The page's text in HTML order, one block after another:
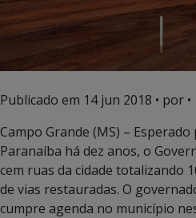
Publicado em 14 jun 2018 • por •
Campo Grande (MS) –
Paranaíba há dez anos, o
cem ruas da cidade totalizando
de vias restauradas. O
cumpre agenda no município